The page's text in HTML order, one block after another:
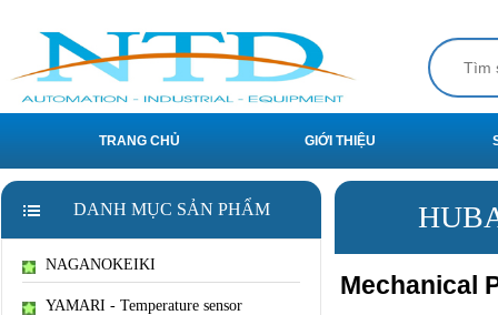
TRANG CHỦ GIỚI THIỆU
DANH MỤC SẢN PHẨM
NAGANOKEIKI
YAMARI - Temperature sensor
Mechanical